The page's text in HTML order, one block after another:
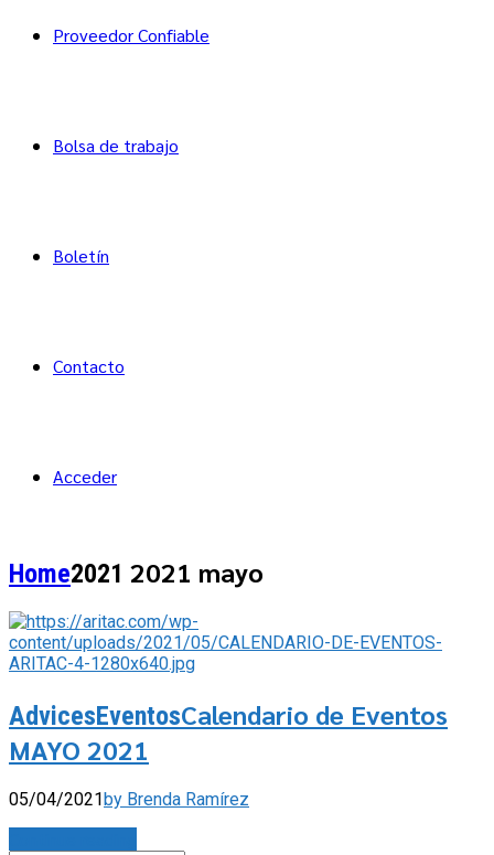
Proveedor Confiable
Bolsa de trabajo
Boletín
Contacto
Acceder
Home2021 2021 mayo
AdvicesEventosCalendario de Eventos
MAYO 2021
05/04/2021by Brenda Ramírez